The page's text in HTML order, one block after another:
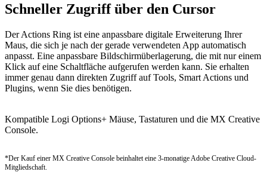
Schneller Zugriff über den Cursor
Der Actions Ring ist eine anpassbare digitale Erweiterung Ihrer
Maus, die sich je nach der gerade verwendeten App automatisch
anpasst. Eine anpassbare Bildschirmüberlagerung, die mit nur einem
Klick auf eine Schaltfläche aufgerufen werden kann. Sie erhalten
immer genau dann direkten Zugriff auf Tools, Smart Actions und
Plugins, wenn Sie dies benötigen.
Kompatible Logi Options+ Mäuse, Tastaturen und die MX Creative
Console.
*Der Kauf einer MX Creative Console beinhaltet eine 3-monatige Adobe Creative Cloud-
Mitgliedschaft.